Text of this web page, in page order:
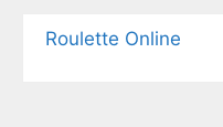
Roulette Online